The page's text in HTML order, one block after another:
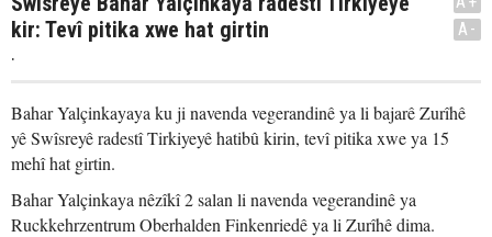
kir: Tevî pitika xwe hat girtin
.
A-
Bahar Yalçinkayaya ku ji navenda vegerandinê ya li bajarê Zurîhê
yê Swîsreyê radestî Tirkiyeyê hatibû kirin, tevî pitika xwe ya 15
mehî hat girtin.
Bahar Yalçinkaya nêzîkî 2 salan li navenda vegerandinê ya
Ruckkehrzentrum Oberhalden Finkenriedê ya li Zurîhê dima.